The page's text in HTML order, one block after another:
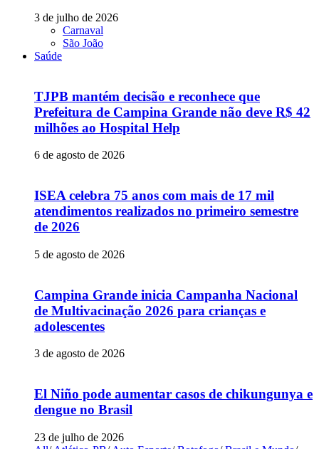
3 de julho de 2026
Carnaval
São João
Saúde
TJPB mantém decisão e reconhece que
Prefeitura de Campina Grande não deve R$ 42
milhões ao Hospital Help
6 de agosto de 2026
ISEA celebra 75 anos com mais de 17 mil
atendimentos realizados no primeiro semestre
de 2026
5 de agosto de 2026
Campina Grande inicia Campanha Nacional
de Multivacinação 2026 para crianças e
adolescentes
3 de agosto de 2026
El Niño pode aumentar casos de chikungunya e
dengue no Brasil
23 de julho de 2026